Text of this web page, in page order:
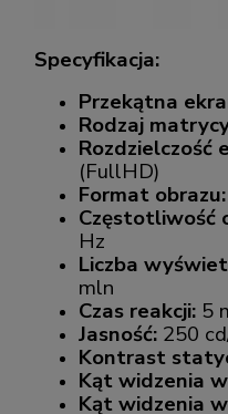
Specyfikacja:
Przekątna
Rodzaj
Rozdzielczość
(FullHD)
Format obrazu:
Częstotliwość
Hz
Liczba
mln
Czas reakcji: 5
Jasność: 250
Kontrast
Kąt widzenia
Kąt widzenia